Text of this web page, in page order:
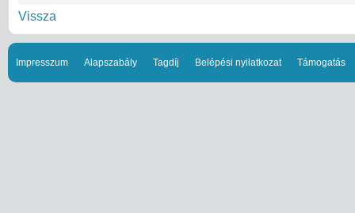
Vissza
Impresszum Alapszabály Tagdíj Belépési nyilatkozat Támogatás